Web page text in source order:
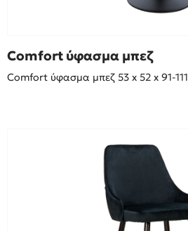
Comfort ύφασμα μπεζ
Comfort ύφασμα μπεζ 53 x 52 x 91-111